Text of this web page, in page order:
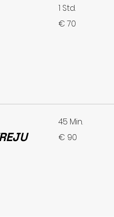
1 Std.
Euro
€ 70
45 Min.
Euro
€ 90